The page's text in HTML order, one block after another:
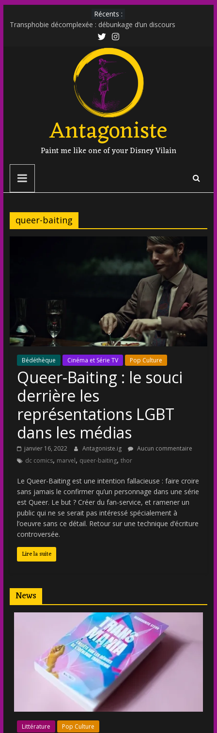
Récents :
Transphobie décomplexée : débunkage d’un discours
Transmania : le fantasme transphobe de Moutot et Stern
Muscle Mommy : analyse d’un phénomène venu des social
Militer sur le net est-il un non sens ?
Outing et photographie : comment faire ?
Antagoniste
Paint me like one of your Disney Vilain
queer-baiting
Bédéthèque Cinéma et Série TV Pop Culture
Queer-Baiting : le souci
derrière les
représentations LGBT
dans les médias
janvier 16, 2022 Antagoniste.ig
Aucun commentaire
dc comics, marvel, queer-baiting, thor
Le Queer-Baiting est une intention fallacieuse : faire croire
sans jamais le confirmer qu’un personnage dans une série
est Queer. Le but ? Créer du fan-service, et ramener un
public qui ne se serait pas intéressé spécialement à
l’oeuvre sans ce détail. Retour sur une technique d’écriture
controversée.
Lire la suite
News
Littérature Pop Culture